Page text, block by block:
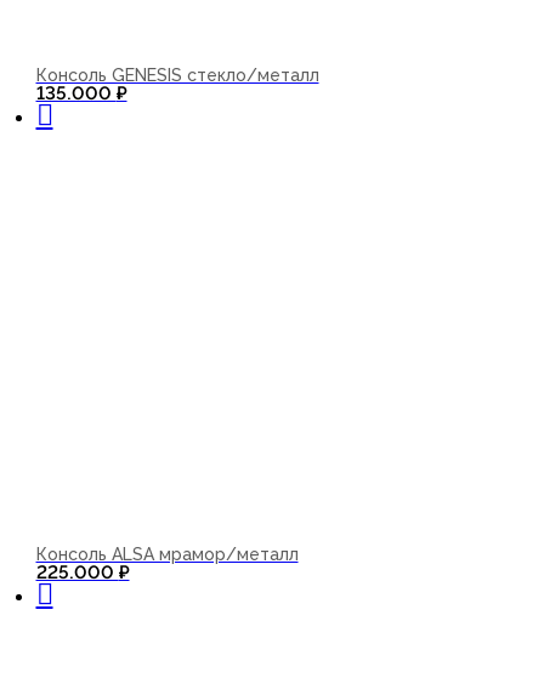
Консоль GENESIS стекло/металл
135.000 ₽
Консоль ALSA мрамор/металл
225.000 ₽